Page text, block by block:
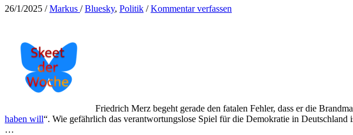
26/1/2025 /Markus /Bluesky, Politik /Kommentar verfassen
Friedrich Merz begeht gerade den fatalen Fehler, dass er die
haben will“. Wie gefährlich das verantwortungslose Spiel für die Demokratie in Deutschland
…